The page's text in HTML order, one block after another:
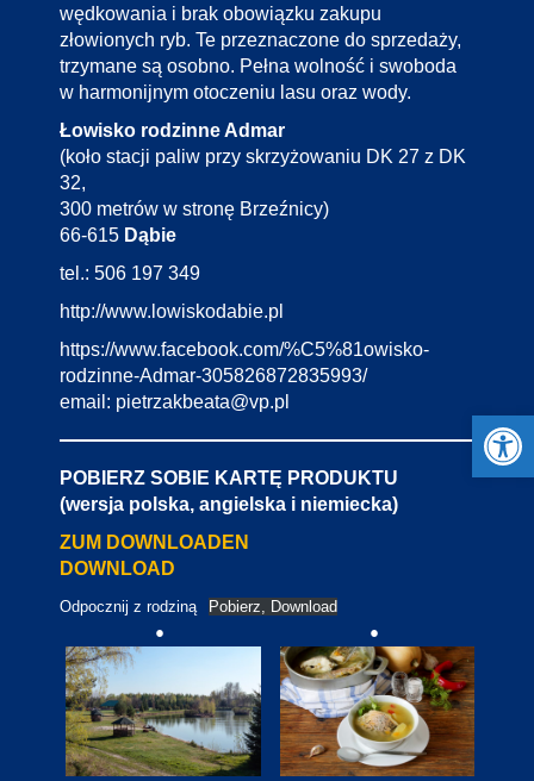
wędkowania i brak obowiązku zakupu
złowionych ryb. Te przeznaczone do sprzedaży,
trzymane są osobno. Pełna wolność i swoboda
w harmonijnym otoczeniu lasu oraz wody.
Łowisko rodzinne Admar
(koło stacji paliw przy skrzyżowaniu DK 27 z DK
32,
300 metrów w stronę Brzeźnicy)
66-615 Dąbie
tel.: 506 197 349
http://www.lowiskodabie.pl
https://www.facebook.com/%C5%81owisko-
rodzinne-Admar-305826872835993/
email: pietrzakbeata@vp.pl
POBIERZ SOBIE KARTĘ PRODUKTU
(wersja polska, angielska i niemiecka)
ZUM DOWNLOADEN
DOWNLOAD
Odpocznij z rodziną Pobierz, Download